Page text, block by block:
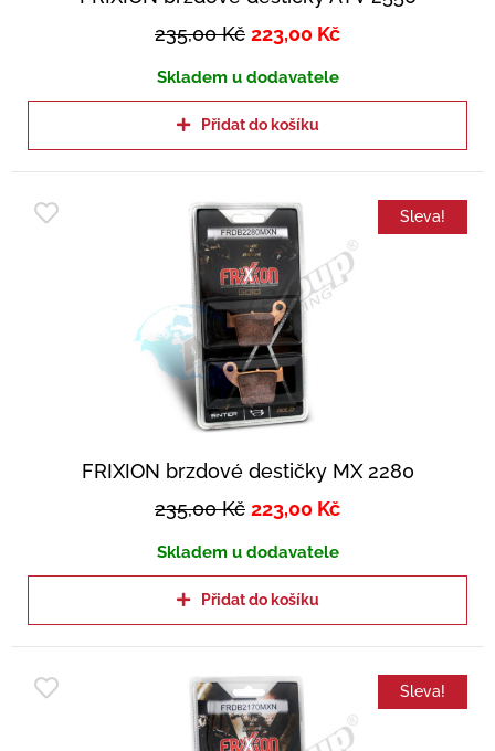
235,00Kč 223,00 Kč
Skladem u dodavatele
Přidat do košíku
Sleva!
FRIXION brzdové destičky MX 2280
235,00Kč 223,00 Kč
Skladem u dodavatele
Přidat do košíku
Sleva!